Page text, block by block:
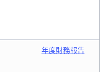
年度財務報告